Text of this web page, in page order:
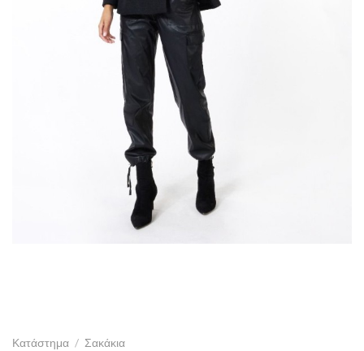
Κατάστημα / Σακάκια